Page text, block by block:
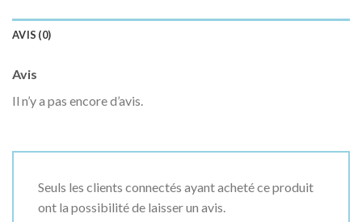
AVIS (0)
Avis
Il n’y a pas encore d’avis.
Seuls les clients connectés ayant acheté ce produit
ont la possibilité de laisser un avis.